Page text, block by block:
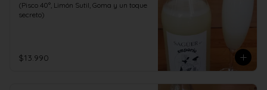
(Pisco 40°, Limón Sutil, Goma y un toque
secreto)
$13.990